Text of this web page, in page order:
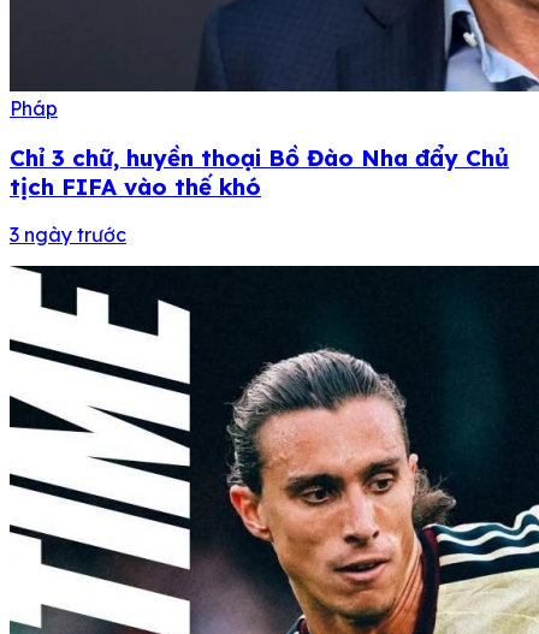
Pháp
Chỉ 3 chữ, huyền thoại Bồ Đào Nha đẩy Chủ
tịch FIFA vào thế khó
3 ngày trước